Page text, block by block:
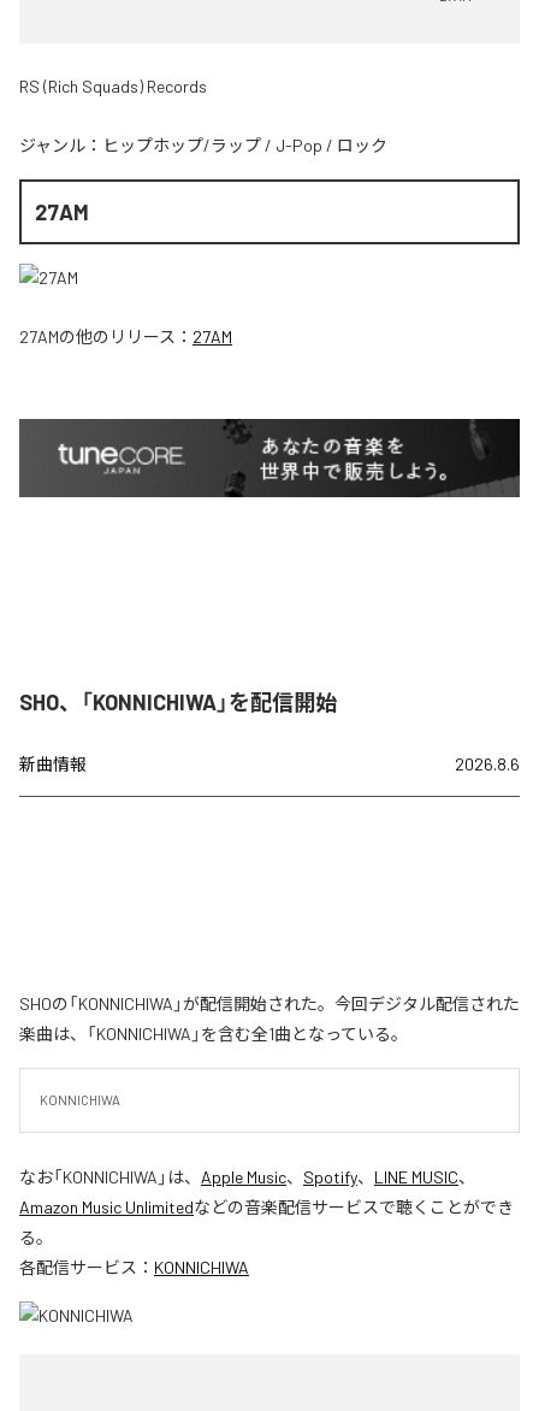
RS (Rich Squads) Records
ジャンル： ヒップホップ/ラップ / J-Pop / ロック
27AM
27AMの他のリリース： 27AM
SHO、「KONNICHIWA」を配信開始
新曲情報 2026.8.6
SHOの「KONNICHIWA」が配信開始された。今回デジタル配信された
楽曲は、「KONNICHIWA」を含む全1曲となっている。
KONNICHIWA
なお「KONNICHIWA 」は、 Apple Music、 Spotify、 LINE MUSIC、
Amazon Music Unlimitedなどの音楽配信サービスで聴くことができ
る。
各配信サービス： KONNICHIWA